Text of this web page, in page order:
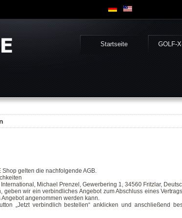
Startseite GOLF-
gelten die nachfolgende AGB.
Michael Prenzel, Gewerbering 1, 34560 Fritzlar,
wir ein verbindliches Angebot zum Abschluss eines
angenommen werden kann.
„Jetzt verbindlich bestellen“ anklicken und anschließend